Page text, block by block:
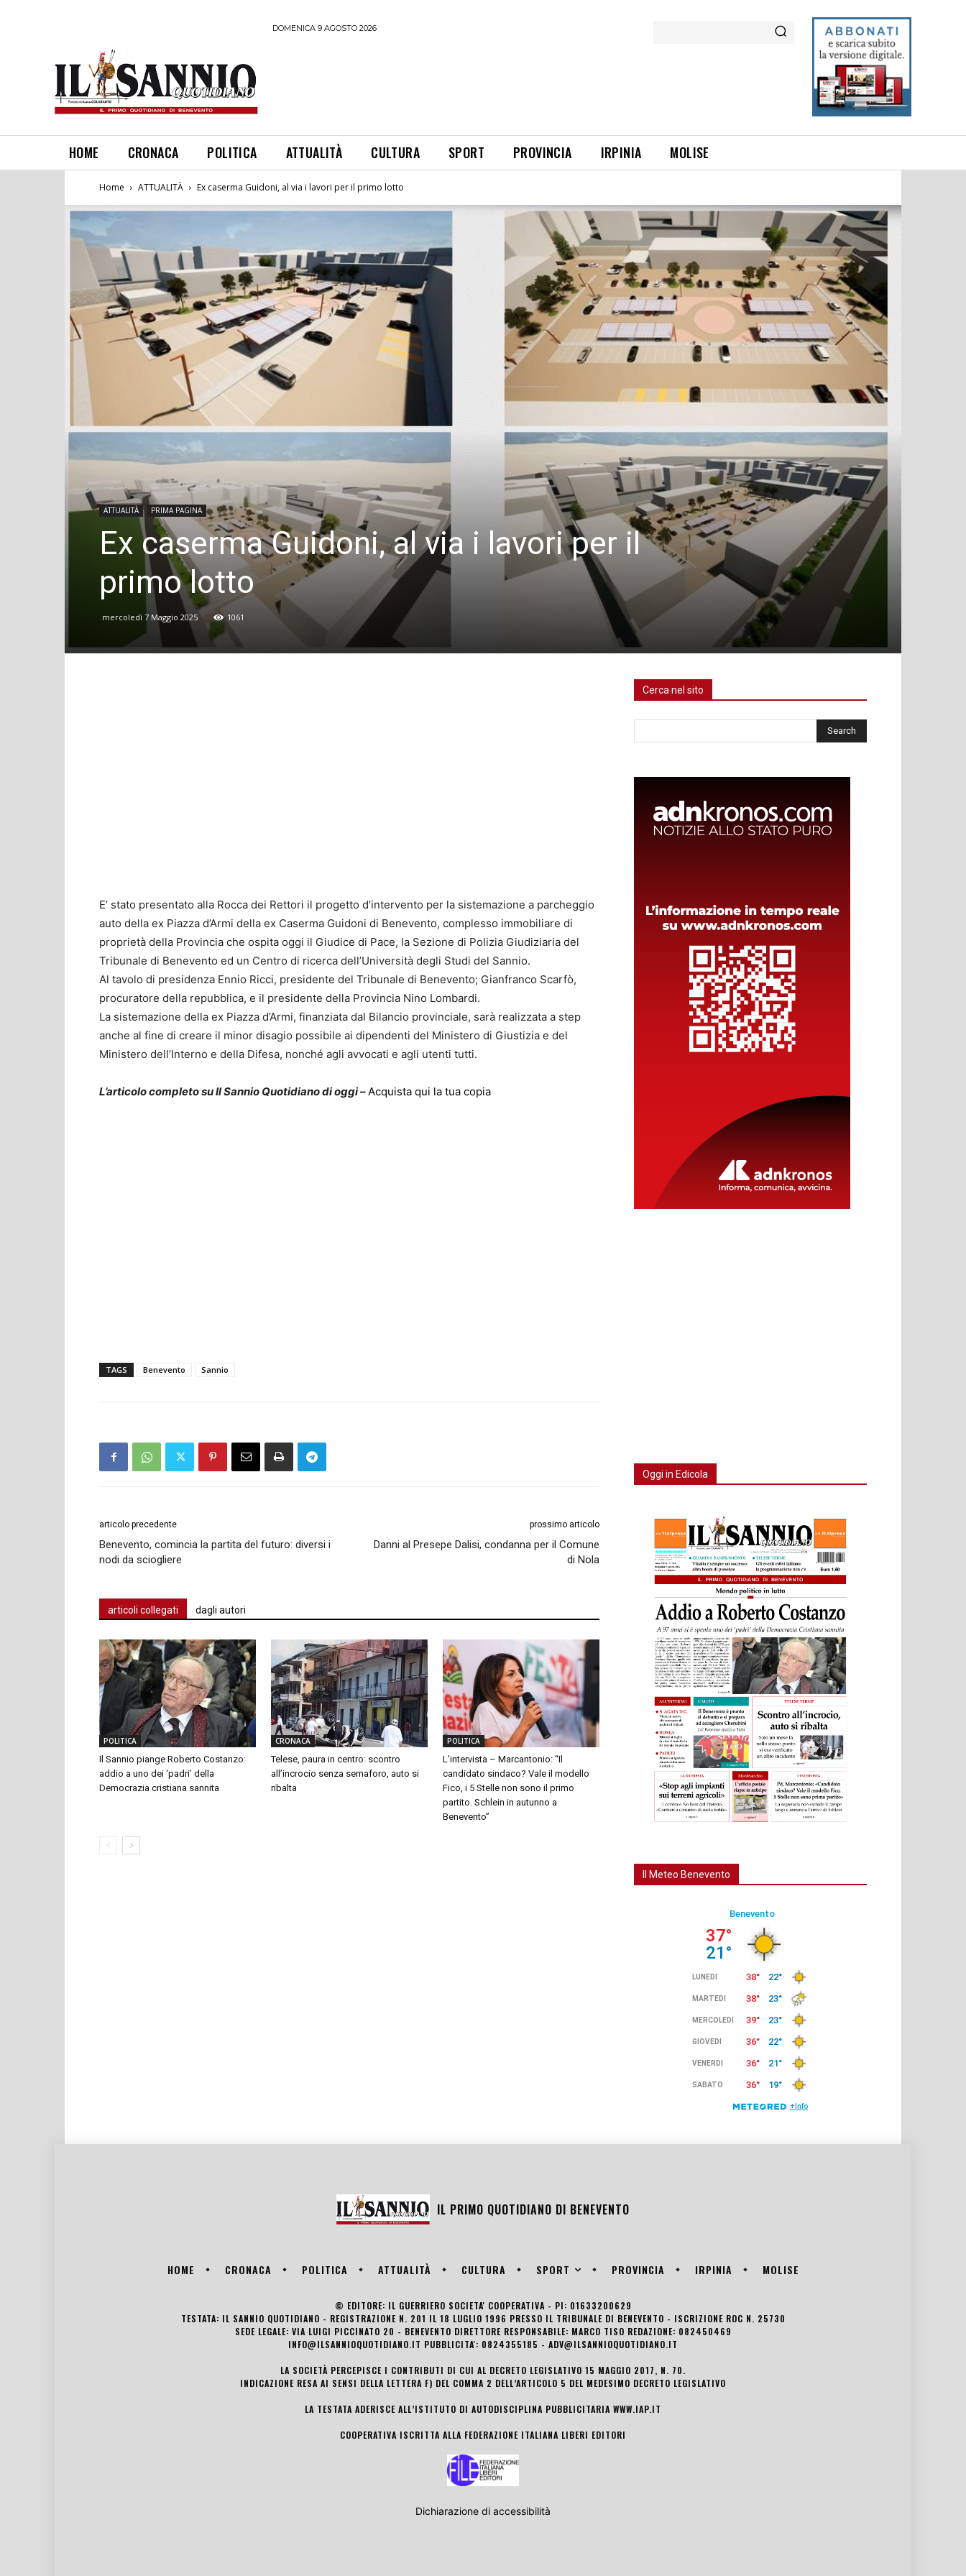
DOMENICA 9 AGOSTO 2026
HOME CRONACA POLITICA ATTUALITÀ CULTURA SPORT PROVINCIA IRPINIA MOLISE
Home ATTUALITÀ Ex caserma Guidoni, al via i lavori per il primo lotto
ATTUALITÀ PRIMA PAGINA
Ex caserma Guidoni, al via i lavori per il
primo lotto
mercoledì 7 Maggio 2025 1061
E’ stato presentato alla Rocca dei Rettori il progetto d’intervento per la sistemazione a parcheggio
auto della ex Piazza d’Armi della ex Caserma Guidoni di Benevento, complesso immobiliare di
proprietà della Provincia che ospita oggi il Giudice di Pace, la Sezione di Polizia Giudiziaria del
Tribunale di Benevento ed un Centro di ricerca dell’Università degli Studi del Sannio.
Al tavolo di presidenza Ennio Ricci, presidente del Tribunale di Benevento; Gianfranco Scarfò,
procuratore della repubblica, e il presidente della Provincia Nino Lombardi.
La sistemazione della ex Piazza d’Armi, finanziata dal Bilancio provinciale, sarà realizzata a step
anche al fine di creare il minor disagio possibile ai dipendenti del Ministero di Giustizia e del
Ministero dell’Interno e della Difesa, nonché agli avvocati e agli utenti tutti.
L’articolo completo su Il Sannio Quotidiano di oggi –Acquista qui la tua copia
TAGS Benevento Sannio
articolo precedente
Benevento, comincia la partita del futuro: diversi i
nodi da sciogliere
prossimo articolo
Danni al Presepe Dalisi, condanna per il Comune
di Nola
articoli collegati dagli autori
POLITICA
Il Sannio piange Roberto Costanzo:
addio a uno dei ‘padri’ della
Democrazia cristiana sannita
CRONACA
Telese, paura in centro: scontro
all’incrocio senza semaforo, auto si
ribalta
POLITICA
L’intervista – Marcantonio: “Il
candidato sindaco? Vale il modello
Fico, i 5 Stelle non sono il primo
partito. Schlein in autunno a
Benevento”
Cerca nel sito
Oggi in Edicola
Il Meteo Benevento
IL PRIMO QUOTIDIANO DI BENEVENTO
HOME CRONACA POLITICA ATTUALITÀ CULTURA SPORT PROVINCIA IRPINIA MOLISE
© EDITORE: IL GUERRIERO SOCIETA' COOPERATIVA - PI: 01633200629
TESTATA: IL SANNIO QUOTIDIANO - REGISTRAZIONE N. 201 IL 18 LUGLIO 1996 PRESSO IL TRIBUNALE DI BENEVENTO - ISCRIZIONE ROC N. 25730
SEDE LEGALE: VIA LUIGI PICCINATO 20 - BENEVENTO DIRETTORE RESPONSABILE: MARCO TISO REDAZIONE: 082450469
INFO@ILSANNIOQUOTIDIANO.IT PUBBLICITA': 0824355185 - ADV@ILSANNIOQUOTIDIANO.IT
LA SOCIETÀ PERCEPISCE I CONTRIBUTI DI CUI AL DECRETO LEGISLATIVO 15 MAGGIO 2017, N. 70.
INDICAZIONE RESA AI SENSI DELLA LETTERA F) DEL COMMA 2 DELL’ARTICOLO 5 DEL MEDESIMO DECRETO LEGISLATIVO
LA TESTATA ADERISCE ALL’ISTITUTO DI AUTODISCIPLINA PUBBLICITARIA WWW.IAP.IT
COOPERATIVA ISCRITTA ALLA FEDERAZIONE ITALIANA LIBERI EDITORI
Dichiarazione di accessibilità